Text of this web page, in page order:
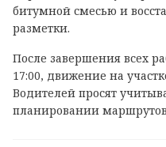
битумной смесью и
разметки.
После завершения всех
17:00, движение на
Водителей просят
планировании